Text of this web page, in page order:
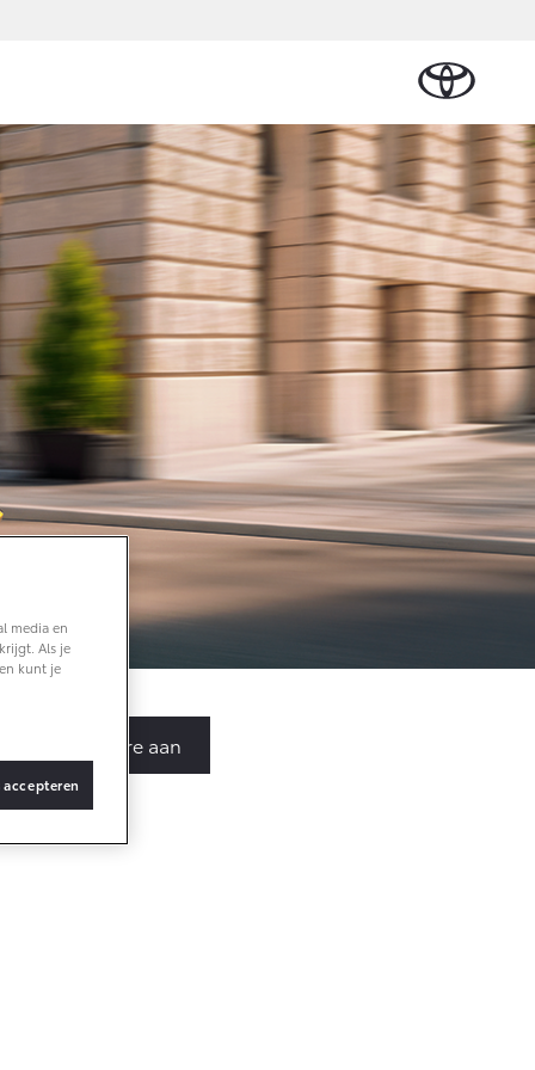
Urban Cruiser
BATTERIJ-
ELEKTRISCH
Vanaf € 32.995,-
Toyota C-HR
OOK ALS PLUG-IN
HYBRIDE
bZ4X Touring
BATTERIJ-
Vanaf € 48.995,-
Plan een proefrit
Vraag een brochure aan
Bekijk de verwachte
modellen
Onderdelen &
Accessoires
Onderdelen
Accessoires
Banden
Schade melden
Werkplaatsafspraak
maken
Contact en
Route
Oplaadservice
Thuislaadpakketten
Laadpas
Energie en slim
laden
Contact en
Route
Lease
Bedrijfswagens
Bedrijfswagens
op maat
Financieren of
leasen
Verzekeren
Plan een
proefrit
Vraag een
brochure
aan
Contact
en Route
Vraag brochure aan
media en
Als je
kunt je